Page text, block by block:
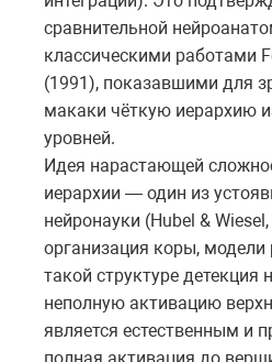
сравнительной
классическими работами
(1991), показавшими для
макаки чёткую иерархию
уровней.
Идея нарастающей
иерархии — один из
нейронауки (Hubel &
организация коры, модели
такой структуре детекция
неполную активацию
является естественным и